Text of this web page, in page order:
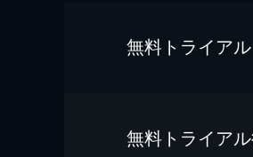
無料トライアル
無料トライア